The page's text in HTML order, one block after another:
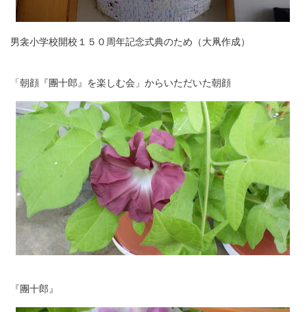
男衾小学校開校１５０周年記念式典のため（大凧作成）
「朝顔『團十郎』を楽しむ会」からいただいた朝顔
『團十郎』